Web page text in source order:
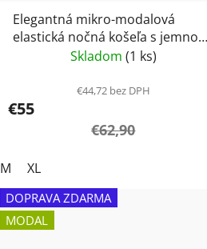
Elegantná mikro-modalová
elastická nočná košeľa s jemnou
čipkou v dekolte Vamp 24008
Skladom (1 ks)
€44,72 bez DPH
€55
€62,90
M XL
DOPRAVA ZDARMA
MODAL